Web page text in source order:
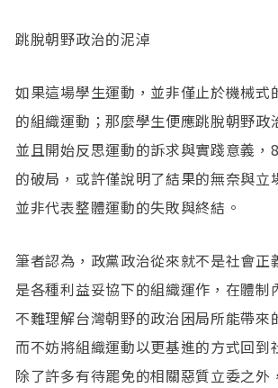
跳脫朝野政治的泥淖
如果這場學生運動，並非僅止於機械式
的組織運動；那麼學生便應跳脫朝野政
並且開始反思運動的訴求與實踐意義，
的破局，或許僅說明了結果的無奈與立
並非代表整體運動的失敗與終結。
筆者認為，政黨政治從來就不是社會正
是各種利益妥協下的組織運作，在體制
不難理解台灣朝野的政治困局所能帶來
而不妨將組織運動以更基進的方式回到
除了許多有待罷免的相關惡質立委之外